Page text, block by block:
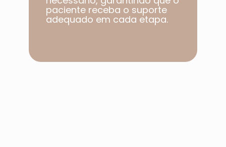
paciente receba o suporte
adequado em cada etapa.​